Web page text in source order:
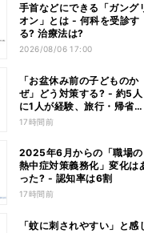
手首などにできる「ガング
オン」とは - 何科を受診す
る? 治療法は?
2026/08/06 17:00
「お盆休み前の子どものか
ぜ」どう対策する? - 約5人
に1人が経験、旅行・帰省へ
の影響も
17時間前
2025年6月からの「職場の
熱中症対策義務化」変化は
った? - 認知率は6割
17時間前
「蚊に刺されやすい」と感